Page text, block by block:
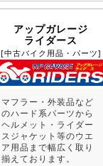
アップガレージ
ライダース
[中古バイク用品・パーツ]
マフラー・外装品など
のハード系パーツから
ヘルメット・ライダー
スジャケット等のウエ
ア用品まで幅広く取り
揃えております。